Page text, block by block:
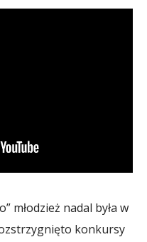
młodzież nadal była w
konkursy